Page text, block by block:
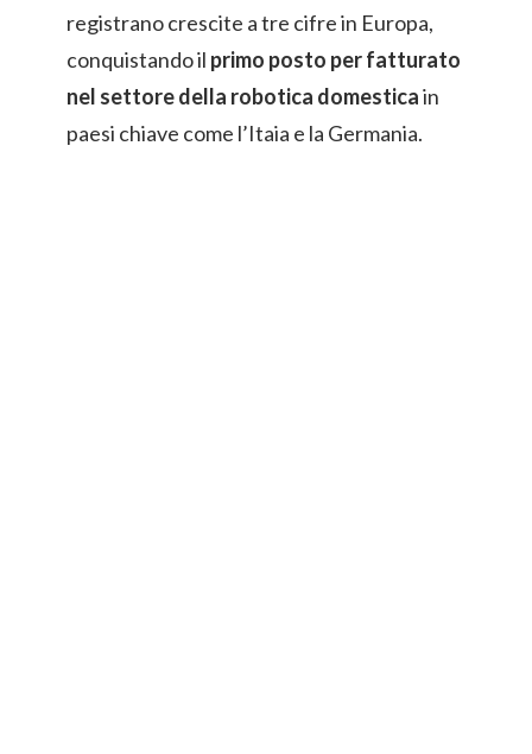
registrano crescite a tre cifre in Europa,
conquistando il primo posto per fatturato
nel settore della robotica domesticain
paesi chiave come l’Itaia e la Germania.